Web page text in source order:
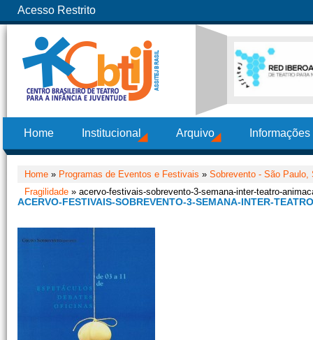
Acesso Restrito
Home Institucional Arquivo
Home » Programas de Eventos e Festivais » Sobrevento - São Paulo,
Fragilidade » acervo-festivais-sobrevento-3-semana-inter-teatro-
ACERVO-FESTIVAIS-SOBREVENTO-3-SEMANA-INTER-